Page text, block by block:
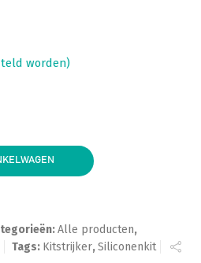
worden)
aantal
Alle producten,
Tags: Kitstrijker,Siliconenkit